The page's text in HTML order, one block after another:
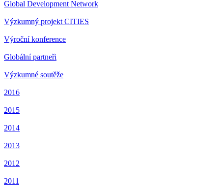
Global Development Network
Výzkumný projekt CITIES
Výroční konference
Globální partneři
Výzkumné soutěže
2016
2015
2014
2013
2012
2011